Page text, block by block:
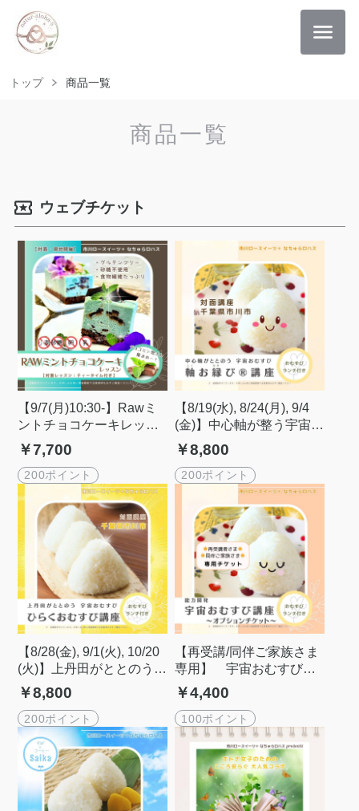
トップ 商品一覧
商品一覧
ウェブチケット
【9/7(月)10:30-】Rawミ
ントチョコケーキレッス
ン
￥7,700
200ポイント
【8/19(水), 8/24(月), 9/4
(金)】中心軸が整う宇宙お
むすび『軸お縁び®』講
座 ≪ランチ付き≫
￥8,800
200ポイント
【8/28(金), 9/1(火), 10/20
(火)】上丹田がととのう
『ひらくおむすび』講座
≪ランチ付き≫
￥8,800
200ポイント
【再受講/同伴ご家族さま
専用】 宇宙おむすび講
座 ≪ランチ付き≫
￥4,400
100ポイント